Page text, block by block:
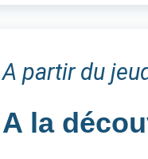
A partir du
A la